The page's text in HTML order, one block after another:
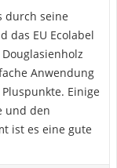
durch seine
das EU Ecolabel
Anwendung
Einige
und den
ist es eine gute